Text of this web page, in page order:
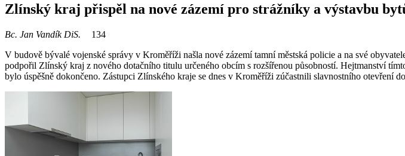
Zlínský kraj přispěl na nové zázemí pro strážníky a výstavbu
Bc. Jan Vandík DiS.
134
V budově bývalé vojenské správy v Kroměříži našla nové zázemí tamní městská policie a na své
podpořil Zlínský kraj z nového dotačního titulu určeného obcím s rozšířenou působností. Hejtmanství
bylo úspěšně dokončeno. Zástupci Zlínského kraje se dnes v Kroměříži zúčastnili slavnostního otevření